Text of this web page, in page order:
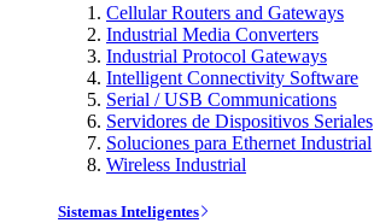
Cellular Routers and Gateways
Industrial Media Converters
Industrial Protocol Gateways
Intelligent Connectivity Software
Serial / USB Communications
Servidores de Dispositivos Seriales
Soluciones para Ethernet Industrial
Wireless Industrial
Sistemas Inteligentes